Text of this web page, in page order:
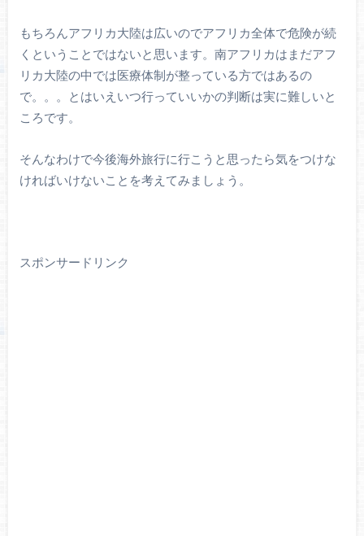
もちろんアフリカ大陸は広いのでアフリカ全体で危険が続
くということではないと思います。南アフリカはまだアフ
リカ大陸の中では医療体制が整っている方ではあるの
で。。。とはいえいつ行っていいかの判断は実に難しいと
ころです。
そんなわけで今後海外旅行に行こうと思ったら気をつけな
ければいけないことを考えてみましょう。
スポンサードリンク